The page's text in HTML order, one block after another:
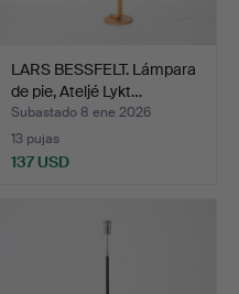
LARS BESSFELT. Lámpara
de pie, Ateljé Lykt…
Subastado 8 ene 2026
13 pujas
137 USD